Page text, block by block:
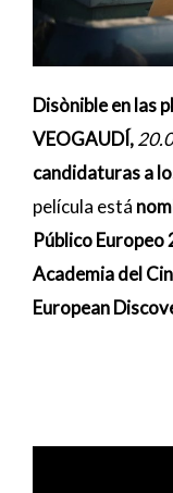
Disònible en las
VEOGAUDÍ,
candidaturas a
película está
Público Europeo
Academia del
European